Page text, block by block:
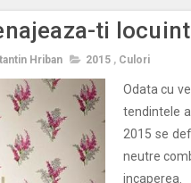
ti
Hriban 2015 , Culori
Odata cu
tendintele
2015 se
neutre